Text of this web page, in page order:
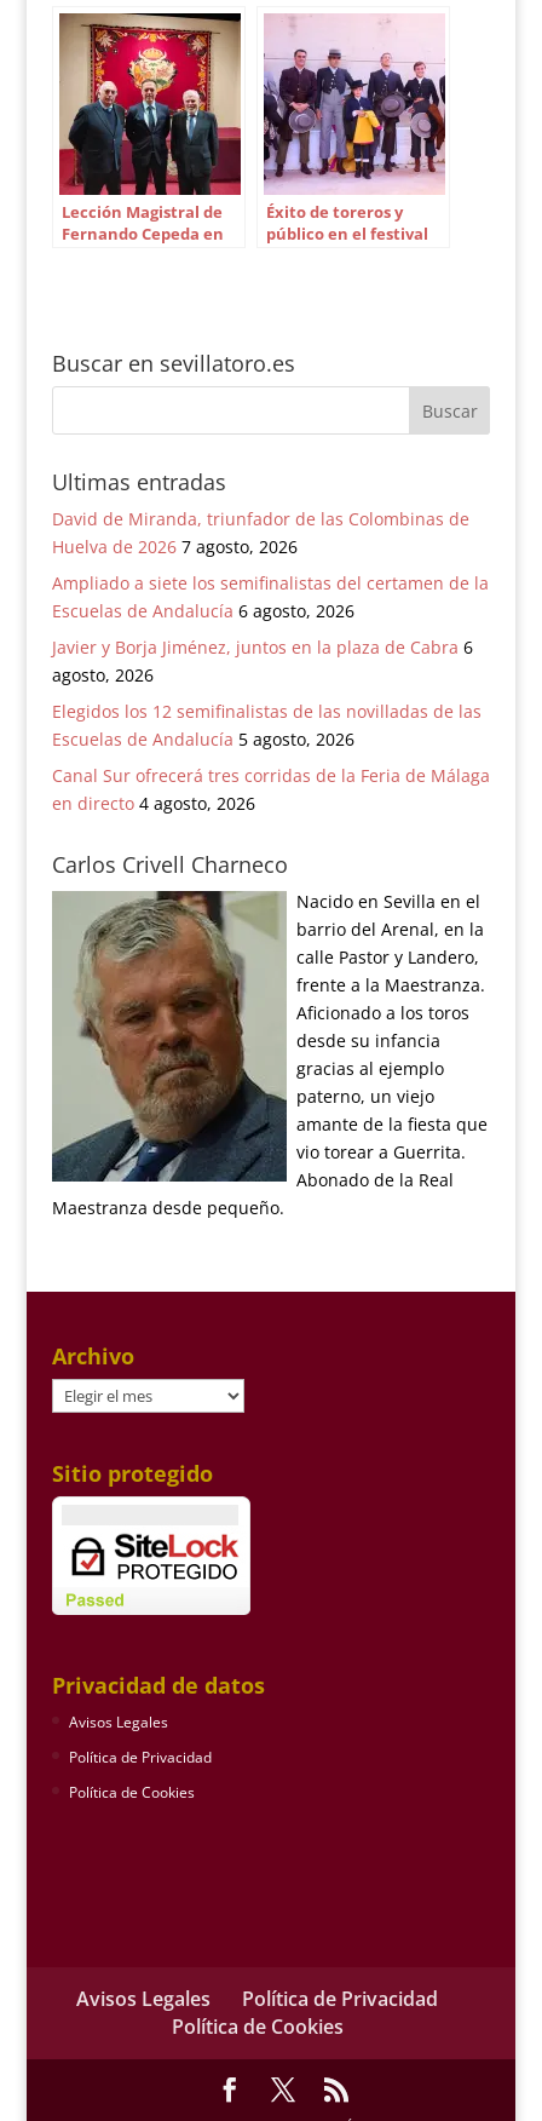
Lección Magistral de
Fernando Cepeda en
Éxito de toreros y
público en el festival
Buscar en sevillatoro.es
Ultimas entradas
David de Miranda, triunfador de las Colombinas de
Huelva de 2026 7 agosto, 2026
Ampliado a siete los semifinalistas del certamen de la
Escuelas de Andalucía 6 agosto, 2026
Javier y Borja Jiménez, juntos en la plaza de Cabra 6
agosto, 2026
Elegidos los 12 semifinalistas de las novilladas de las
Escuelas de Andalucía 5 agosto, 2026
Canal Sur ofrecerá tres corridas de la Feria de Málaga
en directo 4 agosto, 2026
Carlos Crivell Charneco
Nacido en Sevilla en el
barrio del Arenal, en la
calle Pastor y Landero,
frente a la Maestranza.
Aficionado a los toros
desde su infancia
gracias al ejemplo
paterno, un viejo
amante de la fiesta que
vio torear a Guerrita.
Abonado de la Real
Maestranza desde pequeño.
Archivo
Archivo
Sitio protegido
Privacidad de datos
Avisos Legales
Política de Privacidad
Política de Cookies
Avisos Legales
Política de Privacidad
Política de Cookies